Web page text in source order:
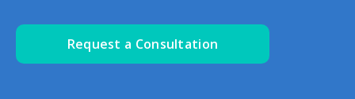
Request a Consultation